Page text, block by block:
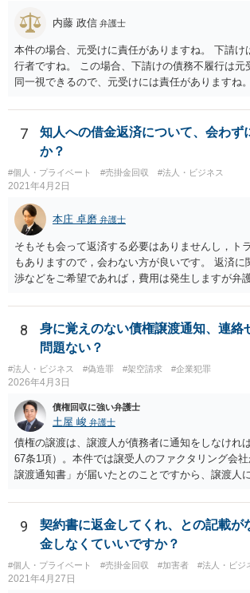
内藤 政信 弁護士
本件の場合、元受けに責任がありますね。 下請け
行者ですね。 この場合、下請けの債務不履行は元
同一視できるので、元受けには責任がありますね。
7
知人への借金返済について、会わず
か？
#個人・プライベート #売掛金回収 #法人・ビジネス
2021年4月2日
本庄 卓磨 弁護士
そもそも会って返済する必要はありませんし，ト
もありますので，会わない方が良いです。 返済に
渉などをご希望であれば，費用は発生しますが弁
きますので，ご自身で対応する必要はなくなりま
8
身に覚えのない債権譲渡通知、連絡
問題ない？
#法人・ビジネス #偽造罪 #架空請求 #企業犯罪
2026年4月3日
債権回収に強い弁護士
土屋 峻 弁護士
債権の譲渡は、譲渡人が債務者に通知をしなけれ
67条1項）。本件では譲受人のファクタリング会
譲渡通知書」が届いたとのことですから、譲渡人
は、当該ファクタリング会社が詐称譲受人の可能
できるでしょう。 次に、たとえファクタリング
通知書」であっても、それが譲渡人の個人事業主
れていた場合等であり、債務者対抗要件の問題を
しても、当該ファクタリング会社が譲受債権請求
合、譲受債権の発生原因事実を立証しなければな
9
契約書に返金してくれ、との記載が
金しなくていいですか？
#個人・プライベート #売掛金回収 #加害者 #法人・ビジ
2021年4月27日